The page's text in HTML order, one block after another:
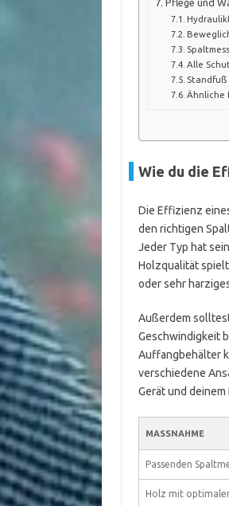
Alle
Ähnliche
Wie du die
Die Effizienz
den richtigen
Jeder Typ hat
Holzqualität
oder sehr
Außerdem
Geschwindigkeit
Auffangbehälter
verschiedene
Gerät und deinem
MASSNAHME
Passenden
Holz mit